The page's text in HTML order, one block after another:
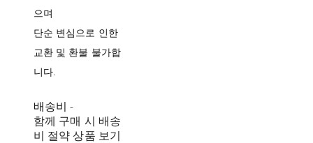
으며
단순 변심으로 인한
교환 및 환불 불가합
니다.
배송비-
함께 구매 시 배송
비 절약 상품 보기